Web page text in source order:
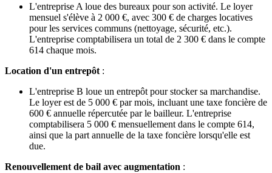
L'entreprise A loue des bureaux pour son activité. Le loyer
mensuel s'élève à 2 000 €, avec 300 € de charges locatives
pour les services communs (nettoyage, sécurité, etc.).
L'entreprise comptabilisera un total de 2 300 € dans le compte
614 chaque mois.
Location d'un entrepôt :
L'entreprise B loue un entrepôt pour stocker sa marchandise.
Le loyer est de 5 000 € par mois, incluant une taxe foncière de
600 € annuelle répercutée par le bailleur. L'entreprise
comptabilisera 5 000 € mensuellement dans le compte 614,
ainsi que la part annuelle de la taxe foncière lorsqu'elle est
due.
Renouvellement de bail avec augmentation :